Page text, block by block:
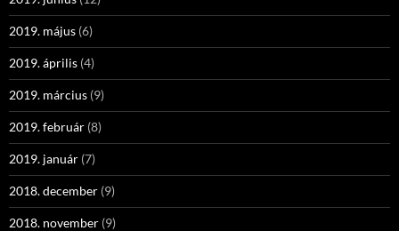
2019. május (6)
2019. április (4)
2019. március (9)
2019. február (8)
2019. január (7)
2018. december (9)
2018. november (9)